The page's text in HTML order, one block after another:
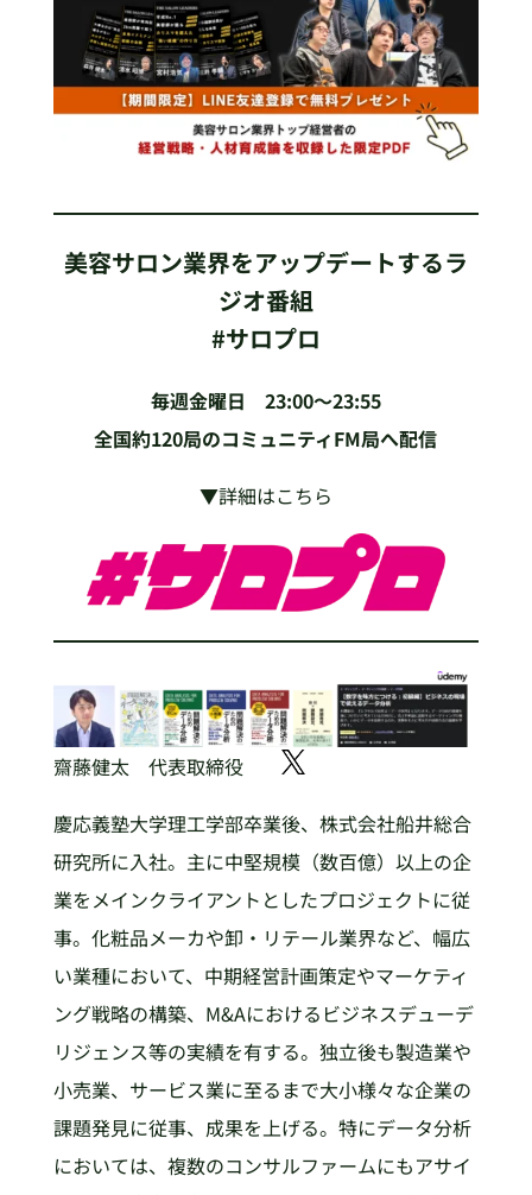
美容サロン業界をアップデートするラ
ジオ番組
#サロプロ
毎週金曜日 23:00〜23:55
全国約120局のコミュニティFM局へ配信
▼詳細はこちら
齋藤健太 代表取締役
慶応義塾大学理工学部卒業後、株式会社船井総合
研究所に入社。主に中堅規模（数百億）以上の企
業をメインクライアントとしたプロジェクトに従
事。化粧品メーカや卸・リテール業界など、幅広
い業種において、中期経営計画策定やマーケティ
ング戦略の構築、M&Aにおけるビジネスデューデ
リジェンス等の実績を有する。独立後も製造業や
小売業、サービス業に至るまで大小様々な企業の
課題発見に従事、成果を上げる。特にデータ分析
においては、複数のコンサルファームにもアサイ